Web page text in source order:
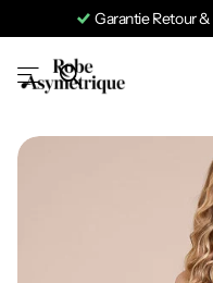
Garantie Retour